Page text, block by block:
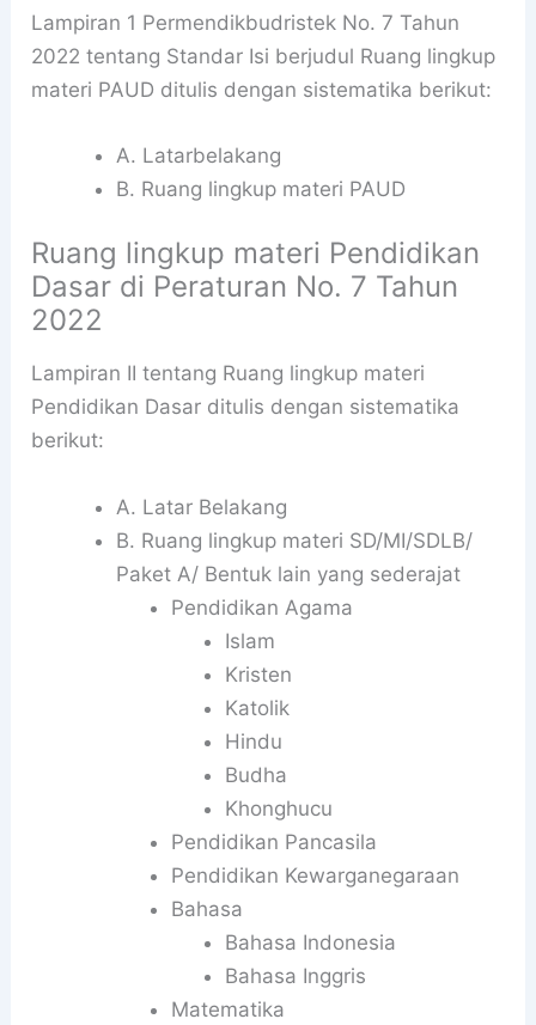
Lampiran 1 Permendikbudristek No. 7 Tahun
2022 tentang Standar Isi berjudul Ruang lingkup
materi PAUD ditulis dengan sistematika berikut:
A. Latarbelakang
B. Ruang lingkup materi PAUD
Ruang lingkup materi Pendidikan
Dasar di Peraturan No. 7 Tahun
2022
Lampiran II tentang Ruang lingkup materi
Pendidikan Dasar ditulis dengan sistematika
berikut:
A. Latar Belakang
B. Ruang lingkup materi SD/MI/SDLB/
Paket A/ Bentuk lain yang sederajat
Pendidikan Agama
Islam
Kristen
Katolik
Hindu
Budha
Khonghucu
Pendidikan Pancasila
Pendidikan Kewarganegaraan
Bahasa
Bahasa Indonesia
Bahasa Inggris
Matematika